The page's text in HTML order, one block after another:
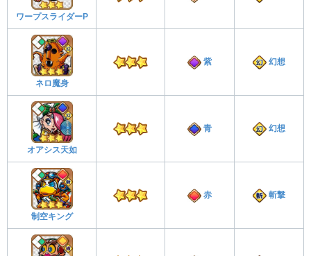
ワープスライダーP
ネロ魔身
紫 幻想
オアシス天如
青 幻想
制空キング
赤 斬撃